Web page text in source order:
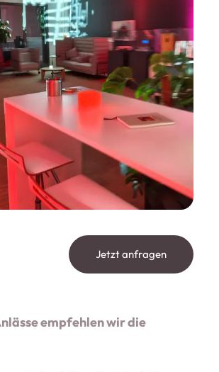
Jetzt anfragen
empfehlen wir die